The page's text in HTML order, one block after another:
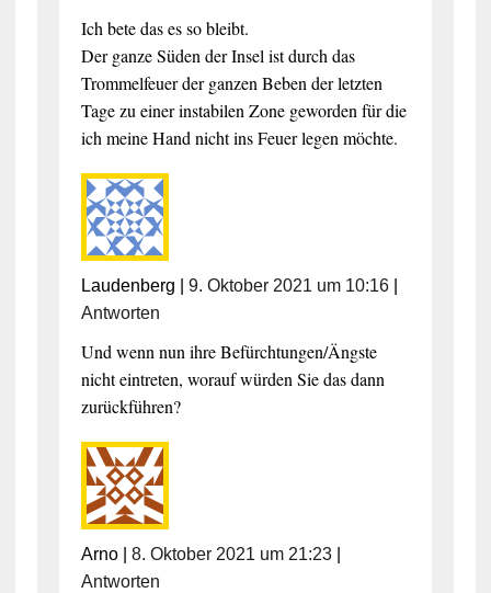
Ich bete das es so bleibt.
Der ganze Süden der Insel ist durch das
Trommelfeuer der ganzen Beben der letzten
Tage zu einer instabilen Zone geworden für die
ich meine Hand nicht ins Feuer legen möchte.
Laudenberg 9. Oktober 2021 um 10:16|
Antworten
Und wenn nun ihre Befürchtungen/Ängste
nicht eintreten, worauf würden Sie das dann
zurückführen?
Arno| 8. Oktober 2021 um 21:23|
Antworten